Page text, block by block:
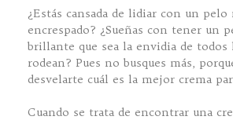
¿Estás cansada de lidiar con un pelo
encrespado? ¿Sueñas con tener un
brillante que sea la envidia de todos
rodean? Pues no busques más,
desvelarte cuál es la mejor crema
Cuando se trata de encontrar una